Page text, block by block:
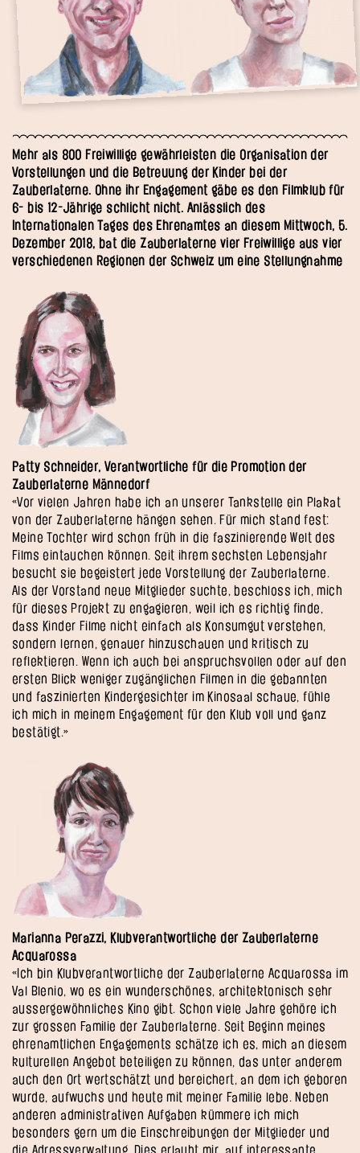
Mehr als 800 Freiwillige gewährleisten die Organisation der
Vorstellungen und die Betreuung der Kinder bei der
Zauberlaterne. Ohne ihr Engagement gäbe es den Filmklub für
6- bis 12-Jährige schlicht nicht. Anlässlich des
Internationalen Tages des Ehrenamtes an diesem Mittwoch, 5.
Dezember 2018, bat die Zauberlaterne vier Freiwillige aus vier
verschiedenen Regionen der Schweiz um eine Stellungnahme
Patty Schneider, Verantwortliche für die Promotion der
Zauberlaterne Männedorf
«Vor vielen Jahren habe ich an unserer Tankstelle ein Plakat
von der Zauberlaterne hängen sehen. Für mich stand fest:
Meine Tochter wird schon früh in die faszinierende Welt des
Films eintauchen können. Seit ihrem sechsten Lebensjahr
besucht sie begeistert jede Vorstellung der Zauberlaterne.
Als der Vorstand neue Mitglieder suchte, beschloss ich, mich
für dieses Projekt zu engagieren, weil ich es richtig finde,
dass Kinder Filme nicht einfach als Konsumgut verstehen,
sondern lernen, genauer hinzuschauen und kritisch zu
reflektieren. Wenn ich auch bei anspruchsvollen oder auf den
ersten Blick weniger zugänglichen Filmen in die gebannten
und faszinierten Kindergesichter im Kinosaal schaue, fühle
ich mich in meinem Engagement für den Klub voll und ganz
bestätigt.»
Marianna Perazzi, Klubverantwortliche der Zauberlaterne
Acquarossa
«Ich bin Klubverantwortliche der Zauberlaterne Acquarossa im
Val Blenio, wo es ein wunderschönes, architektonisch sehr
aussergewöhnliches Kino gibt. Schon viele Jahre gehöre ich
zur grossen Familie der Zauberlaterne. Seit Beginn meines
ehrenamtlichen Engagements schätze ich es, mich an diesem
kulturellen Angebot beteiligen zu können, das unter anderem
auch den Ort wertschätzt und bereichert, an dem ich geboren
wurde, aufwuchs und heute mit meiner Familie lebe. Neben
anderen administrativen Aufgaben kümmere ich mich
besonders gern um die Einschreibungen der Mitglieder und
die Adressverwaltung. Dies erlaubt mir, auf interessante